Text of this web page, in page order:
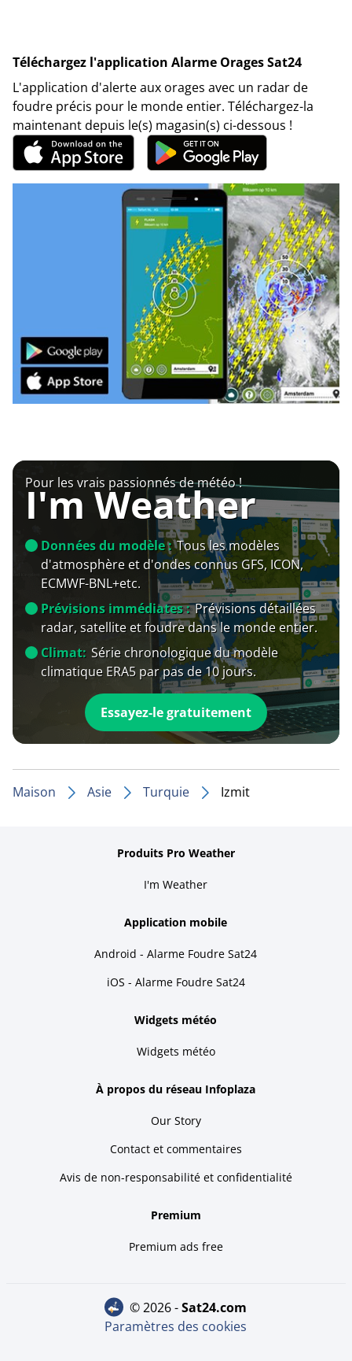
Téléchargez l'application Alarme Orages Sat24
L'application d'alerte aux orages avec un radar de
foudre précis pour le monde entier. Téléchargez-la
maintenant depuis le(s) magasin(s) ci-dessous !
Pour les vrais passionnés de météo !
I'm Weather
Données du modèle : Tous les modèles
d'atmosphère et d'ondes connus GFS, ICON,
ECMWF-BNL+etc.
Prévisions immédiates : Prévisions détaillées
radar, satellite et foudre dans le monde entier.
Climat: Série chronologique du modèle
climatique ERA5 par pas de 10 jours.
Essayez-le gratuitement
Maison Asie Turquie Izmit
Produits Pro Weather
I'm Weather
Application mobile
Android - Alarme Foudre Sat24
iOS - Alarme Foudre Sat24
Widgets météo
Widgets météo
À propos du réseau Infoplaza
Our Story
Contact et commentaires
Avis de non-responsabilité et confidentialité
Premium
Premium ads free
© 2026 - sat24.com
Paramètres des cookies